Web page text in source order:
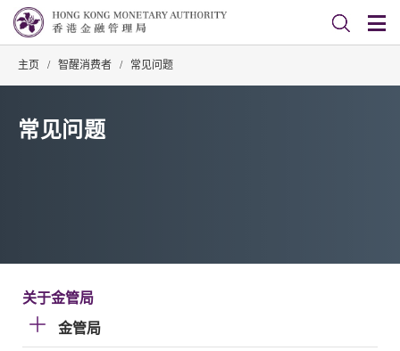
主页 / 智醒消费者 / 常见问题
常见问题
关于金管局
金管局